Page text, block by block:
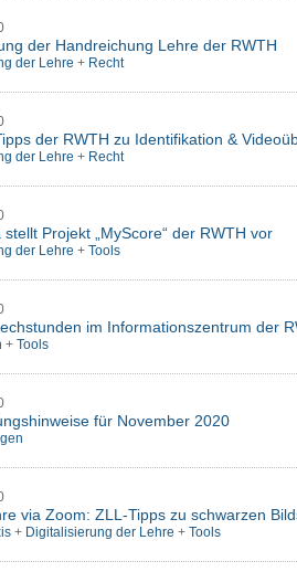
der Handreichung Lehre der RWTH
der Lehre + Recht
der RWTH zu Identifikation &
der Lehre + Recht
Projekt „MyScore“ der RWTH vor
der Lehre + Tools
im Informationszentrum der
+ Tools
für November 2020
via Zoom: ZLL-Tipps zu schwarzen
+ Digitalisierung der Lehre + Tools